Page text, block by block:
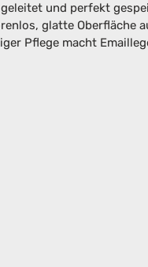
und perfekt
glatte Oberfläche
Pflege macht